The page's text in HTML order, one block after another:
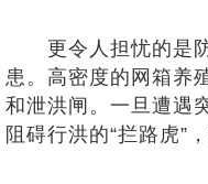
更令人担忧的是防
患。高密度的网箱养
和泄洪闸。一旦遭遇
阻碍行洪的“拦路虎”